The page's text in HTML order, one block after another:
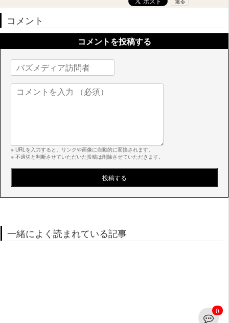
コメント
0
コメントを投稿する
※ URLを入力すると、リンクや画像に自動的に変換されます。
※ 不適切と判断させていただいた投稿は削除させていただきます。
一緒によく読まれている記事